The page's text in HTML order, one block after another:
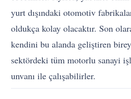
yurt dışındaki otomotiv
oldukça kolay olacaktır. Son
kendini bu alanda geliştiren
sektördeki tüm motorlu sanayi
unvanı ile çalışabilirler.